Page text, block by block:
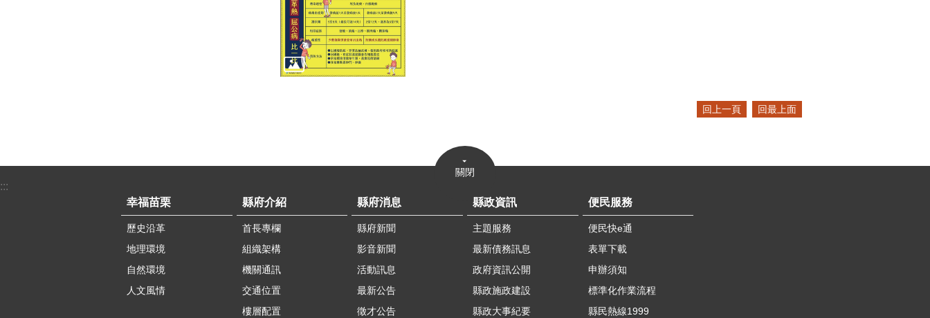
回上一頁 回最上面
關閉
:::
幸福苗栗
歷史沿革
地理環境
自然環境
人文風情
縣府介紹
首長專欄
組織架構
機關通訊
交通位置
樓層配置
縣府消息
縣府新聞
影音新聞
活動訊息
最新公告
徵才公告
縣政資訊
主題服務
最新債務訊息
政府資訊公開
縣政施政建設
縣政大事紀要
便民服務
便民快e通
表單下載
申辦須知
標準化作業流程
縣民熱線1999